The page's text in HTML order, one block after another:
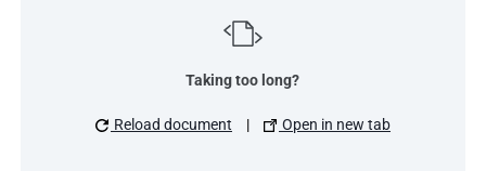
Taking too long?
Reload document | Open in new tab